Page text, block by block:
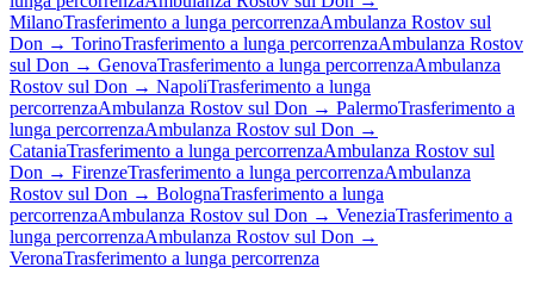
MilanoTrasferimento a lunga percorrenzaAmbulanza Rostov sul
Don → TorinoTrasferimento a lunga percorrenzaAmbulanza Rostov
sul Don → GenovaTrasferimento a lunga percorrenzaAmbulanza
Rostov sul Don → NapoliTrasferimento a lunga
percorrenzaAmbulanza Rostov sul Don → PalermoTrasferimento a
lunga percorrenzaAmbulanza Rostov sul Don →
CataniaTrasferimento a lunga percorrenzaAmbulanza Rostov sul
Don → FirenzeTrasferimento a lunga percorrenzaAmbulanza
Rostov sul Don → BolognaTrasferimento a lunga
percorrenzaAmbulanza Rostov sul Don → VeneziaTrasferimento a
lunga percorrenzaAmbulanza Rostov sul Don →
VeronaTrasferimento a lunga percorrenza